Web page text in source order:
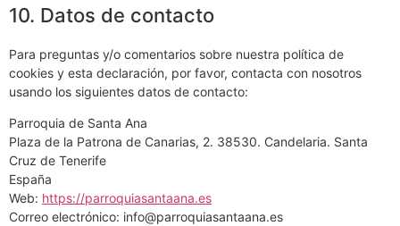
10. Datos de contacto
Para preguntas y/o comentarios sobre nuestra política de
cookies y esta declaración, por favor, contacta con nosotros
usando los siguientes datos de contacto:
Parroquia de Santa Ana
Plaza de la Patrona de Canarias, 2. 38530. Candelaria. Santa
Cruz de Tenerife
España
Web: https://parroquiasantaana.es
Correo electrónico: info@parroquiasantaana.es